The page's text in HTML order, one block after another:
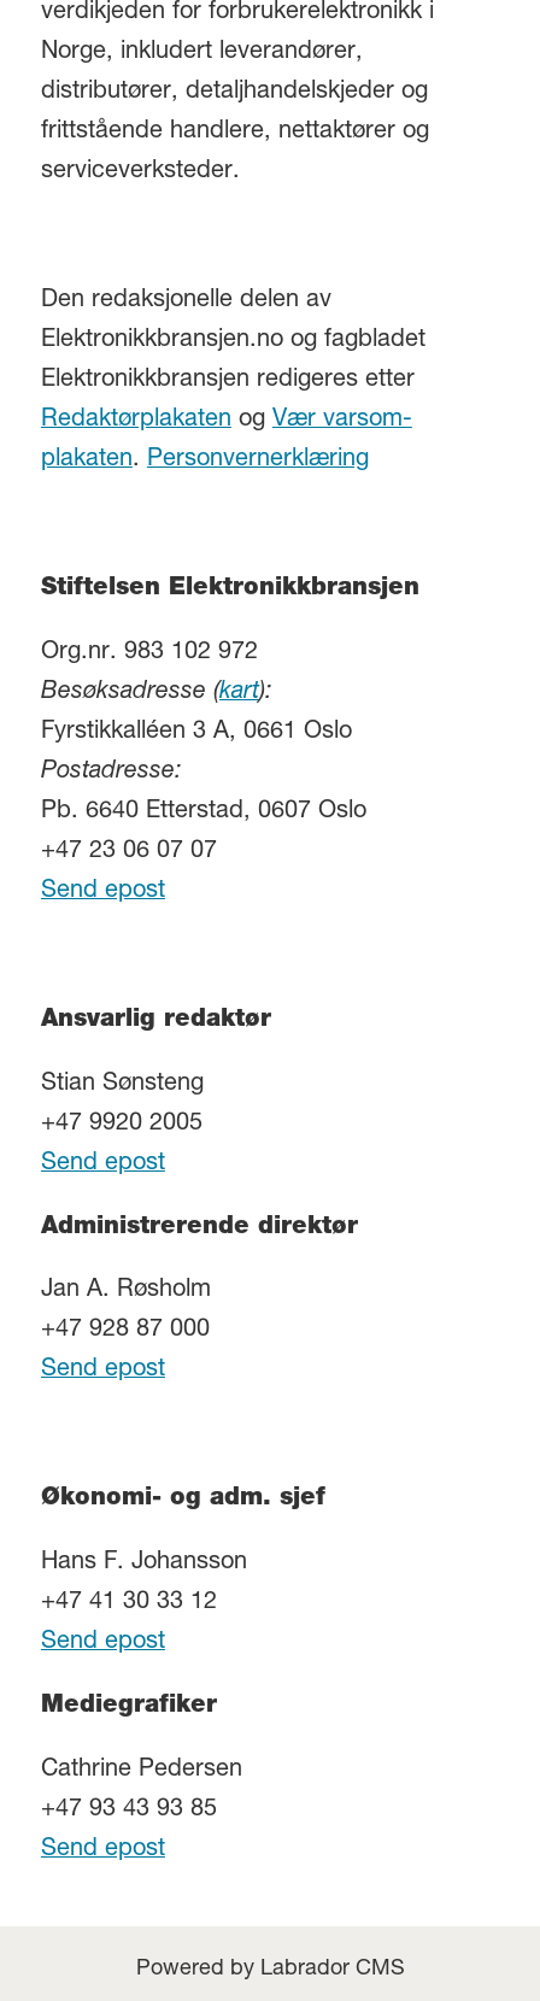
verdikjeden for forbrukerelektronikk i
Norge, inkludert leverandører,
distributører, detaljhandelskjeder og
frittstående handlere, nettaktører og
serviceverksteder.
Den redaksjonelle delen av
Elektronikkbransjen.no og fagbladet
Elektronikkbransjen redigeres etter
Redaktørplakatenog Vær varsom-
plakaten. Personvernerklæring
Stiftelsen Elektronikkbransjen
Org.nr. 983 102 972
Besøksadresse (kart):
Fyrstikkalléen 3 A, 0661 Oslo
Postadresse:
Pb. 6640 Etterstad, 0607 Oslo
+47 23 06 07 07
Send epost
Ansvarlig redaktør
Stian Sønsteng
+47 9920 2005
Send epost
Administrerende direktør
Jan A. Røsholm
+47 928 87 000
Send epost
Økonomi- og adm. sjef
Hans F. Johansson
+47 41 30 33 12
Send epost
Mediegrafiker
Cathrine Pedersen
+47 93 43 93 85
Send epost
Powered by Labrador CMS